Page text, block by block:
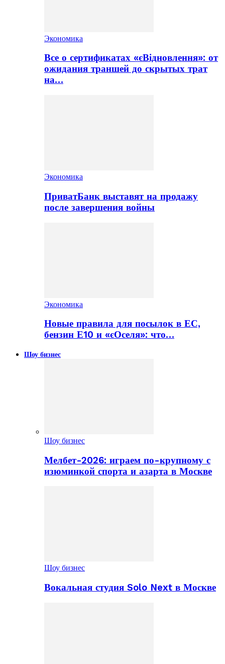
Экономика
Все о сертификатах «єВідновлення»: от
ожидания траншей до скрытых трат
на…
Экономика
ПриватБанк выставят на продажу
после завершения войны
Экономика
Новые правила для посылок в ЕС,
бензин Е10 и «єОселя»: что…
Шоу бизнес
Шоу бизнес
Мелбет-2026: играем по-крупному с
изюминкой спорта и азарта в Москве
Шоу бизнес
Вокальная студия Solo Next в Москве